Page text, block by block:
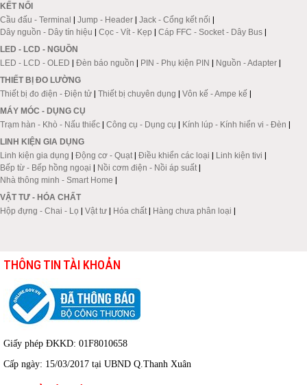
KẾT NỐI
Cầu đấu - Terminal
Jump - Header Jack - Cổng kết nối
Dây nguồn - Dây tín hiệu
Cọc - Vít - Kẹp Cáp FFC - Socket - Dây Bus
LED - LCD - NGUỒN
LED - LCD - OLED
Đèn báo nguồn PIN - Phụ kiện PIN Nguồn - Adapter
THIẾT BỊ ĐO LƯỜNG
Thiết bị đo điện - Điện tử
Thiết bị chuyên dụng Vôn kế - Ampe kế
MÁY MÓC - DỤNG CỤ
Trạm hàn - Khò - Nấu thiếc
Công cụ - Dụng cụ Kính lúp - Kính hiển vi - Đèn
LINH KIỆN GIA DỤNG
Linh kiện gia dụng
Động cơ - Quạt| Điều khiển các loại Linh kiện tivi
Bếp từ - Bếp hồng ngoại
Nồi cơm điện - Nồi áp suất|
Nhà thông minh - Smart Home
VẬT TƯ - HÓA CHẤT
Hộp đựng - Chai - Lọ
Vật tư Hóa chất| Hàng chưa phân loại
THÔNG TIN TÀI KHOẢN
Giấy phép ĐKKD: 01F8010658
Cấp ngày: 15/03/2017 tại UBND Q.Thanh Xuân